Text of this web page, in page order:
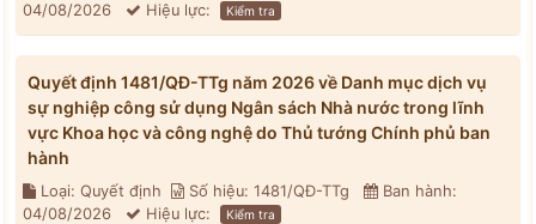
04/08/2026
Hiệu lực: Kiểm tra
Quyết định 1481/QĐ-TTg năm 2026 về Danh mục dịch vụ
sự nghiệp công sử dụng Ngân sách Nhà nước trong lĩnh
vực Khoa học và công nghệ do Thủ tướng Chính phủ ban
hành
Loại: Quyết định Số hiệu: 1481/QĐ-TTg
Ban hành:
04/08/2026
Hiệu lực: Kiểm tra